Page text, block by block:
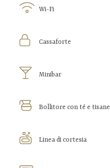
Wi-Fi
Cassaforte
Minibar
Bollitore con té e tisane
Linea di cortesia